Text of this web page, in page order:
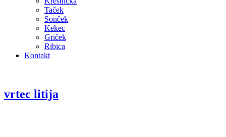
Taček
Sonček
Kekec
Griček
Ribica
Kontakt
vrtec litija